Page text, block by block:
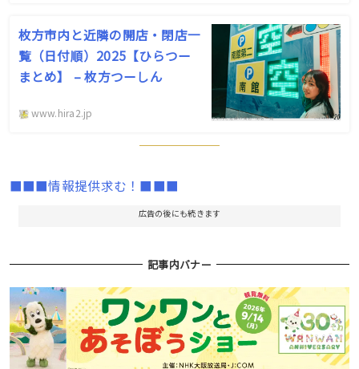
枚方市内と近隣の開店・閉店一
覧（日付順）2025【ひらつー
まとめ】 – 枚方つーしん
www.hira2.jp
■■■情報提供求む！■■■
広告の後にも続きます
記事内バナー